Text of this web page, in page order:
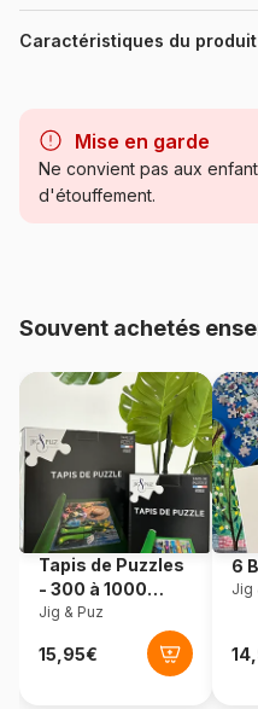
Caractéristiques du produit
Catégorie
EAN
Nombre de pièces
Dimensions
Mise en garde
Ne convient pas aux
d'étouffement.
Souvent achetés
Tapis de Puzzles
- 300 à 1000
pièces
Jig & Puz
6
Jig